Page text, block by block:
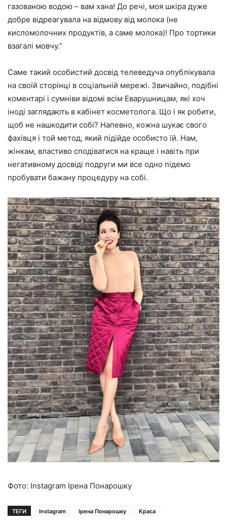
газованою водою – вам хана! До речі, моя шкіра дуже
добре відреагувала на відмову від молока (не
кисломолочних продуктів, а саме молока)! Про тортики
взагалі мовчу.”
Саме такий особистий досвід телеведуча опублікувала
на своїй сторінці в соціальній мережі. Звичайно, подібні
коментарі і сумніви відомі всім Еварушницам, які хоч
іноді заглядають в кабінет косметолога. Що і як робити,
щоб не нашкодити собі? Напевно, кожна шукає свого
фахівця і той метод, який підійде особисто їй. Нам,
жінкам, властиво сподіватися на краще і навіть при
негативному досвіді подруги ми все одно підемо
пробувати бажану процедуру на собі.
Фото: Instagram Ірена Понарошку
ТЕГИ Instagram Ірена Понарошку Краса